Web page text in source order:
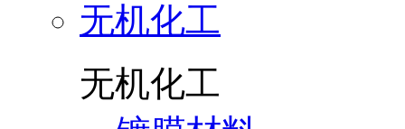
无机化工
无机化工